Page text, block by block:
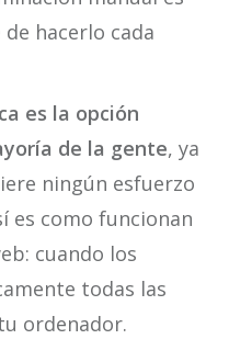
hacerlo cada
es la opción
de la gente, ya
ningún esfuerzo
es como funcionan
cuando los
todas las
ordenador.